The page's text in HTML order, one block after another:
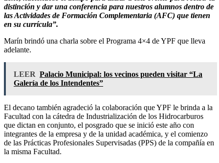
distinción y dar una conferencia para nuestros alumnos dentro de
las Actividades de Formación Complementaria (AFC) que tienen
en su currícula”.
Marín brindó una charla sobre el Programa 4×4 de YPF que lleva
adelante.
LEER Palacio Municipal: los vecinos pueden visitar “La
Galería de los Intendentes”
El decano también agradeció la colaboración que YPF le brinda a la
Facultad con la cátedra de Industrialización de los Hidrocarburos
que dictan en conjunto, el posgrado que se inició este año con
integrantes de la empresa y de la unidad académica, y el comienzo
de las Prácticas Profesionales Supervisadas (PPS) de la compañía en
la misma Facultad.